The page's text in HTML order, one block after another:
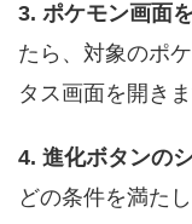
3. ポケモン画面
たら、対象のポ
タス画面を開きま
4. 進化ボタンの
どの条件を満た